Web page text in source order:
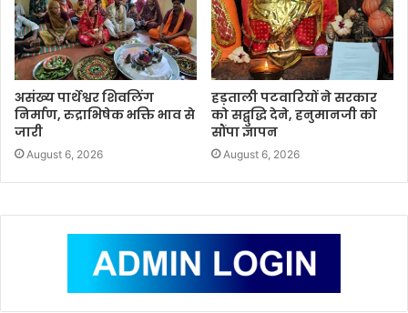
असंख्य पार्थेश्वर शिवलिंग
निर्माण, रुद्राभिषेक भक्ति भाव से
जारी
August 6, 2026
हड़ताली पटवारियों ने सरकार
को सद्बुद्धि देने, हनुमानजी को
सौंपा ज्ञापन
August 6, 2026